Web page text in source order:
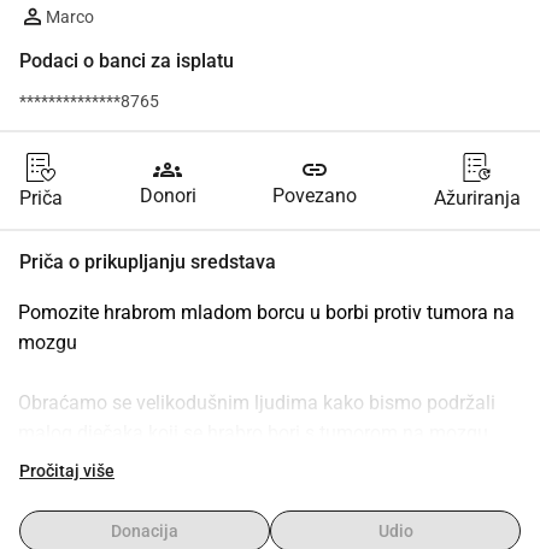
Marco
Podaci o banci za isplatu
**************8765
Priča
groups
Donori
link
Povezano Ažuriranja
Priča o prikupljanju sredstava
Pomozite hrabrom mladom borcu u borbi protiv tumora na
mozgu
Obraćamo se velikodušnim ljudima kako bismo podržali
Ovo dijete, puno potencijala i snova, trenutno prolazi kroz
financijski preopterećujuće za obitelj.
Pročitaj više
Donacija Udio